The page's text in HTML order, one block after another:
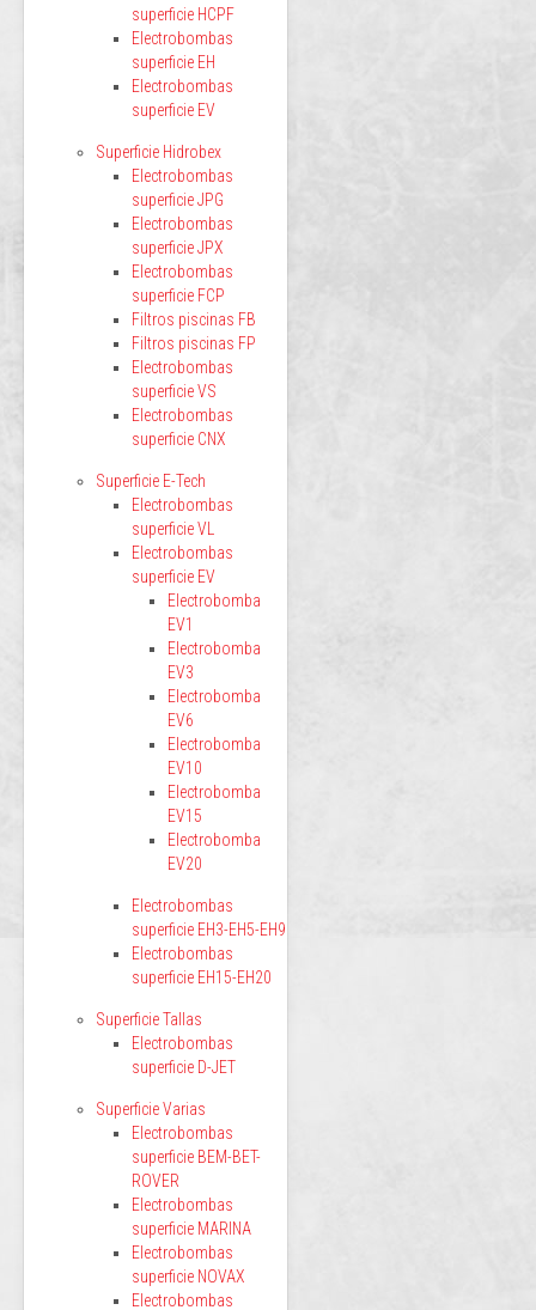
superficie HCPF
Electrobombas
superficie EH
Electrobombas
superficie EV
Superficie Hidrobex
Electrobombas
superficie JPG
Electrobombas
superficie JPX
Electrobombas
superficie FCP
Filtros piscinas FB
Filtros piscinas FP
Electrobombas
superficie VS
Electrobombas
superficie CNX
Superficie E-Tech
Electrobombas
superficie VL
Electrobombas
superficie EV
Electrobomba
EV1
Electrobomba
EV3
Electrobomba
EV6
Electrobomba
EV10
Electrobomba
EV15
Electrobomba
EV20
Electrobombas
superficie EH3-EH5-EH9
Electrobombas
superficie EH15-EH20
Superficie Tallas
Electrobombas
superficie D-JET
Superficie Varias
Electrobombas
superficie BEM-BET-
ROVER
Electrobombas
superficie MARINA
Electrobombas
superficie NOVAX
Electrobombas